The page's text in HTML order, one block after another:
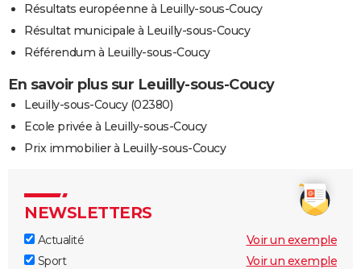
Résultats européenne à Leuilly-sous-Coucy
Résultat municipale à Leuilly-sous-Coucy
Référendum à Leuilly-sous-Coucy
En savoir plus sur Leuilly-sous-Coucy
Leuilly-sous-Coucy (02380)
Ecole privée à Leuilly-sous-Coucy
Prix immobilier à Leuilly-sous-Coucy
NEWSLETTERS
Actualité
Voir un exemple
Sport
Voir un exemple